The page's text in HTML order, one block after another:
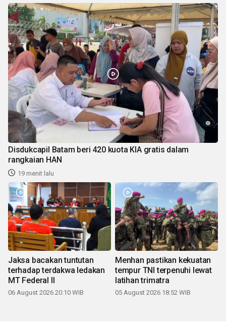
Disdukcapil Batam beri 420 kuota KIA gratis dalam
rangkaian HAN
19 menit lalu
Jaksa bacakan tuntutan
terhadap terdakwa ledakan
MT Federal II
06 August 2026 20:10 WIB
Menhan pastikan kekuatan
tempur TNI terpenuhi lewat
latihan trimatra
05 August 2026 18:52 WIB